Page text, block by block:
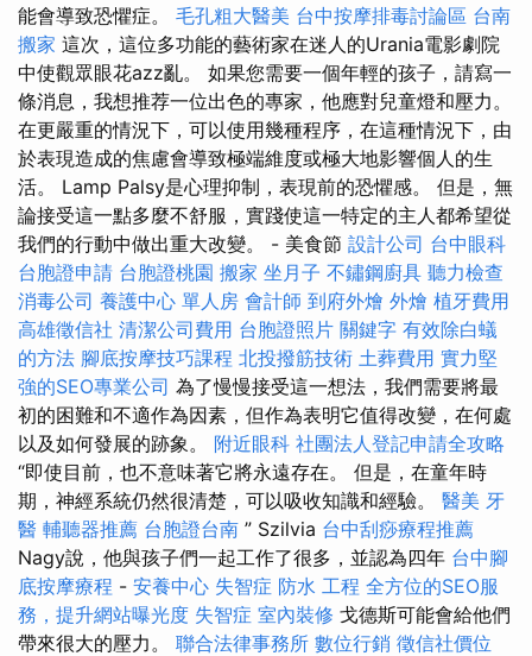
能會導致恐懼症。 毛孔粗大醫美 台中按摩排毒討論區 台南
搬家 這次，這位多功能的藝術家在迷人的Urania電影劇院
中使觀眾眼花azz亂。 如果您需要一個年輕的孩子，請寫一
條消息，我想推荐一位出色的專家，他應對兒童燈和壓力。
在更嚴重的情況下，可以使用幾種程序，在這種情況下，由
於表現造成的焦慮會導致極端維度或極大地影響個人的生
活。 Lamp Palsy是心理抑制，表現前的恐懼感。 但是，無
論接受這一點多麼不舒服，實踐使這一特定的主人都希望從
我們的行動中做出重大改變。 - 美食節 設計公司 台中眼科
台胞證申請 台胞證桃園 搬家 坐月子 不鏽鋼廚具 聽力檢查
消毒公司 養護中心 單人房 會計師 到府外燴 外燴 植牙費用
高雄徵信社 清潔公司費用 台胞證照片 關鍵字 有效除白蟻
的方法 腳底按摩技巧課程 北投撥筋技術 土葬費用 實力堅
強的SEO專業公司 為了慢慢接受這一想法，我們需要將最
初的困難和不適作為因素，但作為表明它值得改變，在何處
以及如何發展的跡象。 附近眼科 社團法人登記申請全攻略
“即使目前，也不意味著它將永遠存在。 但是，在童年時
期，神經系統仍然很清楚，可以吸收知識和經驗。 醫美 牙
醫 輔聽器推薦 台胞證台南 ” Szilvia 台中刮痧療程推薦
Nagy說，他與孩子們一起工作了很多，並認為四年 台中腳
底按摩療程 - 安養中心 失智症 防水 工程 全方位的SEO服
務，提升網站曝光度 失智症 室內裝修 戈德斯可能會給他們
帶來很大的壓力。 聯合法律事務所 數位行銷 徵信社價位